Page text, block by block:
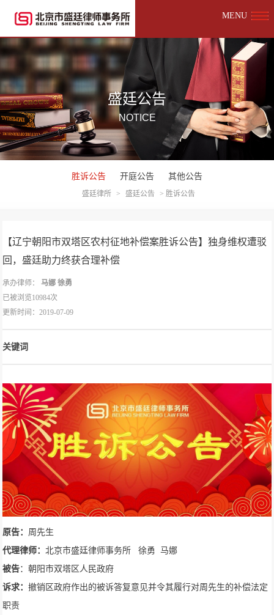
MENU
盛廷公告
NOTICE
胜诉公告 开庭公告 其他公告
盛廷律所 > 盛廷公告 > 胜诉公告
【辽宁朝阳市双塔区农村征地补偿案胜诉公告】独身维权遭驳
回，盛廷助力终获合理补偿
承办律师： 马娜 徐勇
已被浏览10984次
更新时间：2019-07-09
关键词
原告： 周先生
代理律师： 北京市盛廷律师事务所 徐勇 马娜
被告：朝阳市双塔区人民政府
诉求：撤销区政府作出的被诉答复意见并令其履行对周先生的补偿法定
职责